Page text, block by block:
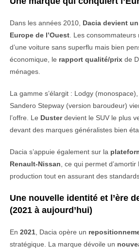
Dans les années 2010, Dacia devient un
Europe de l’Ouest. Les consommateurs
d’une voiture sans superflu mais bien
économique, le rapport qualité/prix de
ménages.
La gamme s’élargit : Lodgy (monospace),
Sandero Stepway (version baroudeur)
l’offre. Le Duster devient le SUV le plus
devant des marques généralistes bien
Dacia s’appuie également sur la
Renault-Nissan, ce qui permet d’amortir
production tout en assurant des
Une nouvelle identité et l’ère
(2021 à aujourd’hui)
En 2021, Dacia opère un
stratégique. La marque dévoile un